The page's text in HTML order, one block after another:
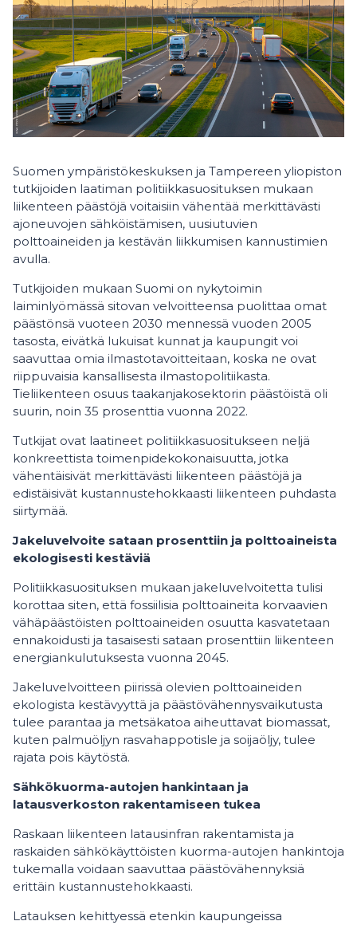
Suomen ympäristökeskuksen ja Tampereen yliopiston
tutkijoiden laatiman politiikkasuosituksen mukaan
liikenteen päästöjä voitaisiin vähentää merkittävästi
ajoneuvojen sähköistämisen, uusiutuvien
polttoaineiden ja kestävän liikkumisen kannustimien
avulla.
Tutkijoiden mukaan Suomi on nykytoimin
laiminlyömässä sitovan velvoitteensa puolittaa omat
päästönsä vuoteen 2030 mennessä vuoden 2005
tasosta, eivätkä lukuisat kunnat ja kaupungit voi
saavuttaa omia ilmastotavoitteitaan, koska ne ovat
riippuvaisia kansallisesta ilmastopolitiikasta.
Tieliikenteen osuus taakanjakosektorin päästöistä oli
suurin, noin 35 prosenttia vuonna 2022.
Tutkijat ovat laatineet politiikkasuositukseen neljä
konkreettista toimenpidekokonaisuutta, jotka
vähentäisivät merkittävästi liikenteen päästöjä ja
edistäisivät kustannustehokkaasti liikenteen puhdasta
siirtymää.
Jakeluvelvoite sataan prosenttiin ja polttoaineista
ekologisesti kestäviä
Politiikkasuosituksen mukaan jakeluvelvoitetta tulisi
korottaa siten, että fossiilisia polttoaineita korvaavien
vähäpäästöisten polttoaineiden osuutta kasvatetaan
ennakoidusti ja tasaisesti sataan prosenttiin liikenteen
energiankulutuksesta vuonna 2045.
Jakeluvelvoitteen piirissä olevien polttoaineiden
ekologista kestävyyttä ja päästövähennysvaikutusta
tulee parantaa ja metsäkatoa aiheuttavat biomassat,
kuten palmuöljyn rasvahappotisle ja soijaöljy, tulee
rajata pois käytöstä.
Sähkökuorma-autojen hankintaan ja
latausverkoston rakentamiseen tukea
Raskaan liikenteen latausinfran rakentamista ja
raskaiden sähkökäyttöisten kuorma-autojen hankintoja
tukemalla voidaan saavuttaa päästövähennyksiä
erittäin kustannustehokkaasti.
Latauksen kehittyessä etenkin kaupungeissa